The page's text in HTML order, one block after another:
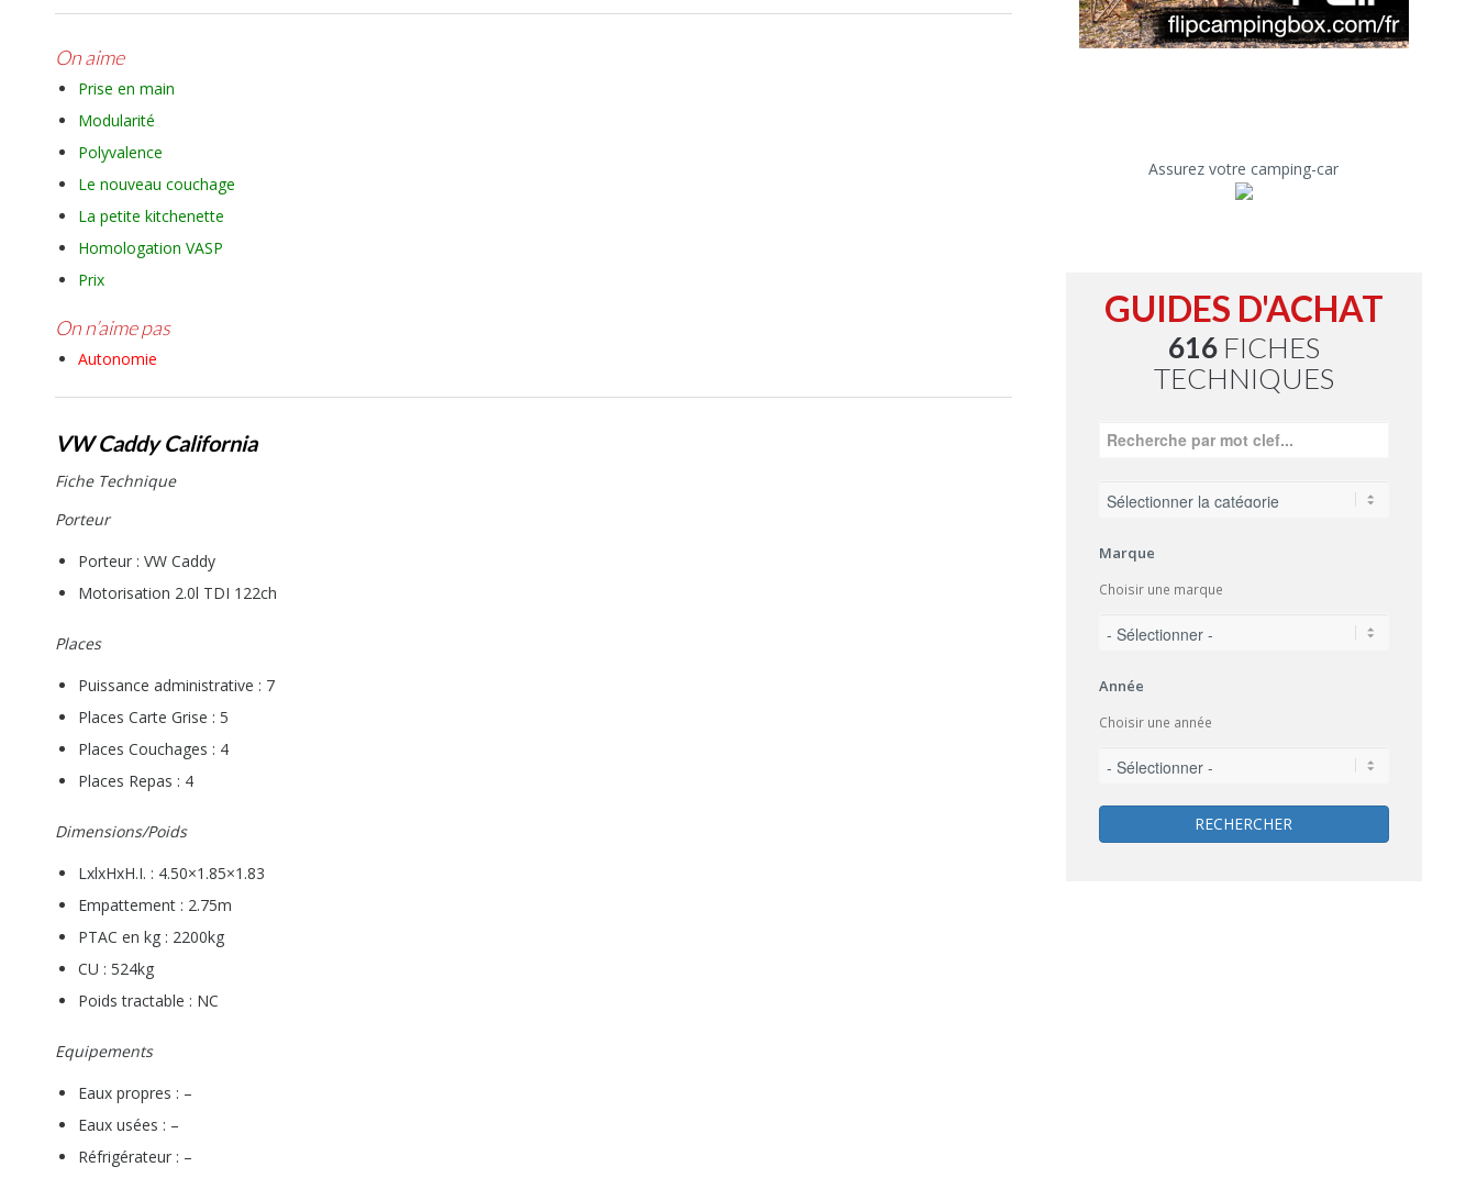
On aime
Prise en main
Modularité
Polyvalence
Le nouveau couchage
La petite kitchenette
Homologation VASP
Prix
On n’aime pas
Autonomie
VW Caddy California
Fiche Technique
Porteur
Porteur : VW Caddy
Motorisation 2.0l TDI 122ch
Places
Puissance administrative : 7
Places Carte Grise : 5
Places Couchages : 4
Places Repas : 4
Dimensions/Poids
LxlxHxH.I. : 4.50×1.85×1.83
Empattement : 2.75m
PTAC en kg : 2200kg
CU : 524kg
Poids tractable : NC
Equipements
Eaux propres : –
Eaux usées : –
Réfrigérateur : –
Assurez votre camping-car
GUIDES D'ACHAT
616FICHES
TECHNIQUES
Marque
Choisir une marque
Année
Choisir une année
RECHERCHER